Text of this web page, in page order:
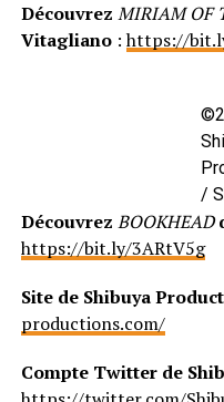
Découvrez MIRIAM OF
Vitagliano:https://
/
Découvrez BOOKHEAD
https://bit.ly/3ARtV5g
Site de Shibuya
productions.com/
Compte Twitter de